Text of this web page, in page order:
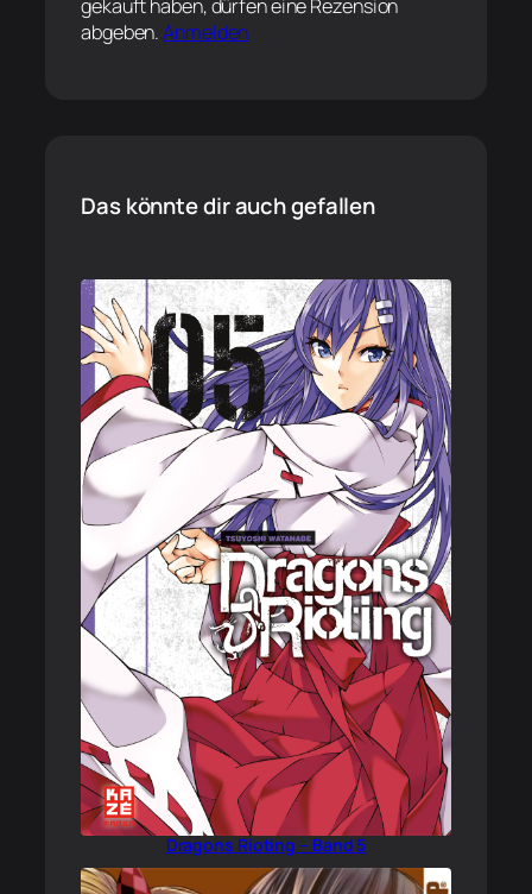
gekauft haben, dürfen eine Rezension
abgeben.Anmelden
Das könnte dir auch gefallen
Dragons Rioting – Band 5